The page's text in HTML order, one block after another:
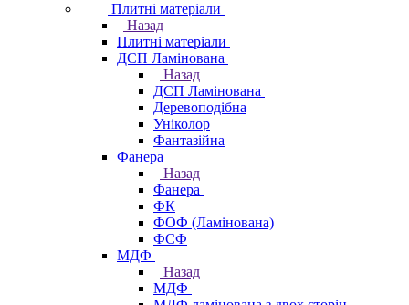
Плитні матеріали
Назад
Плитні матеріали
ДСП Ламінована
Назад
ДСП Ламінована
Деревоподібна
Уніколор
Фантазійна
Фанера
Назад
Фанера
ФК
ФОФ (Ламінована)
ФСФ
МДФ
Назад
МДФ